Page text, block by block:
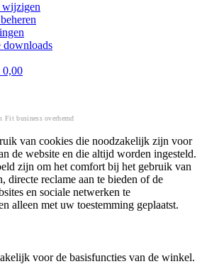
0,00
Fit business overhemd
van cookies die noodzakelijk zijn voor
de website en die altijd worden ingesteld.
zijn om het comfort bij het gebruik van
directe reclame aan te bieden of de
en sociale netwerken te
alleen met uw toestemming geplaatst.
voor de basisfuncties van de winkel.